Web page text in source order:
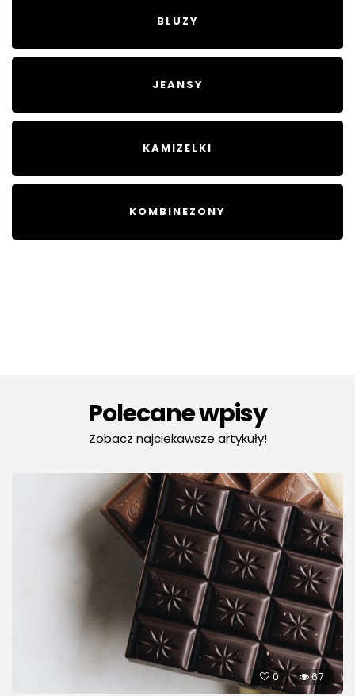
BLUZY
JEANSY
KAMIZELKI
KOMBINEZONY
Polecane wpisy
Zobacz najciekawsze artykuły!
0 67